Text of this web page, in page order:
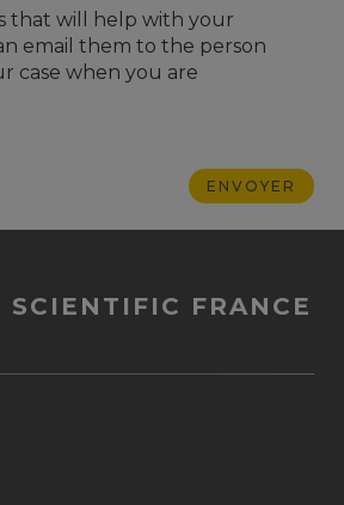
that will help with your
email them to the person
case when you are
SCIENTIFIC FRANCE